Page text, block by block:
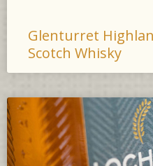
Glenturret
Scotch Whisky